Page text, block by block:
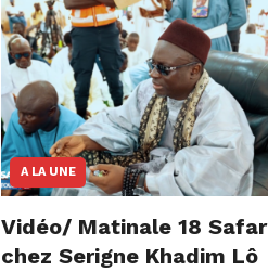
A LA UNE
Vidéo/ Matinale 18 Safar
chez Serigne Khadim Lô